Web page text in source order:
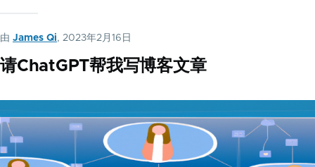
由 James Qi, 2023年2月16日
请ChatGPT帮我写博客文章